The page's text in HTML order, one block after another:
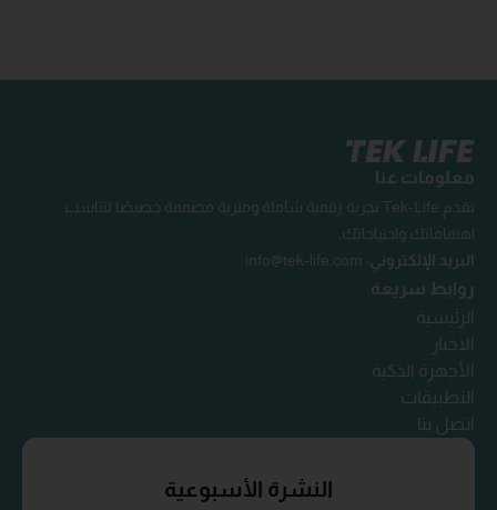
معلومات عنا
تقدم Tek-Life تجربة رقمية شاملة ومثرية مصممة خصيصًا لتناسب
اهتماماتك واحتياجاتك.
البريد الإلكتروني: info@tek-life.com
روابط سريعة
الرئيسية
الاخبار
الأجهزة الذكية
التطبيقات
اتصل بنا
النشرة الأسبوعية